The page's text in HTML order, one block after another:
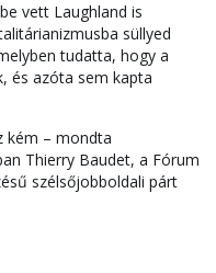
vett Laughland is
süllyed
tudatta, hogy a
és azóta sem kapta
kém – mondta
Thierry Baudet, a Fórum
szélsőjobboldali párt